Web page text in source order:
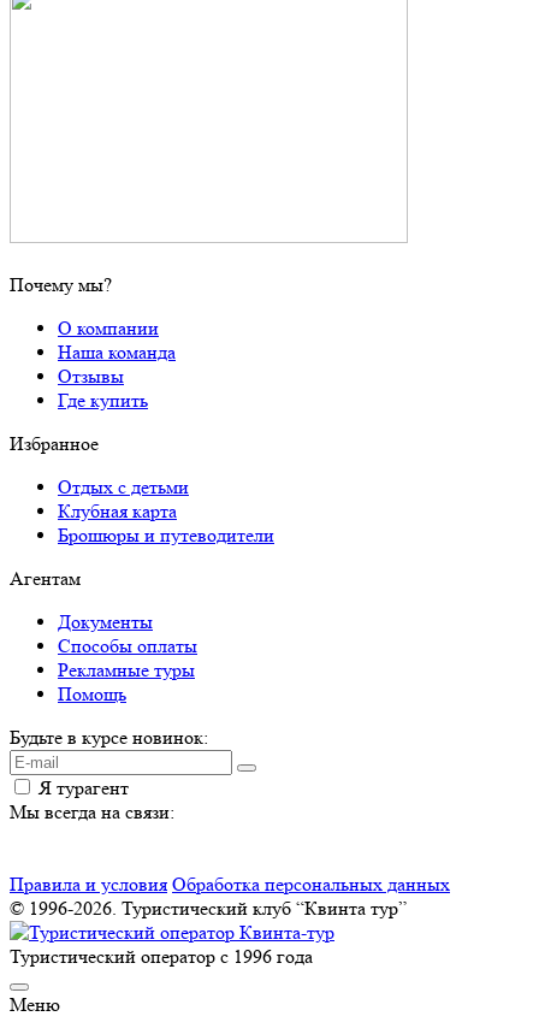
Почему мы?
О компании
Наша команда
Отзывы
Где купить
Избранное
Отдых с детьми
Клубная карта
Брошюры и путеводители
Агентам
Документы
Способы оплаты
Рекламные туры
Помощь
Будьте в курсе новинок:
Я турагент
Мы всегда на связи:
Правила и условия Обработка персональных данных
© 1996-2026. Туристический клуб “Квинта тур”
Туристический оператор с 1996 года
Меню